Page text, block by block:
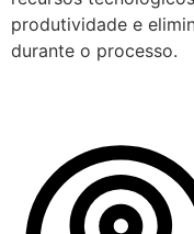
produtividade e
durante o processo.